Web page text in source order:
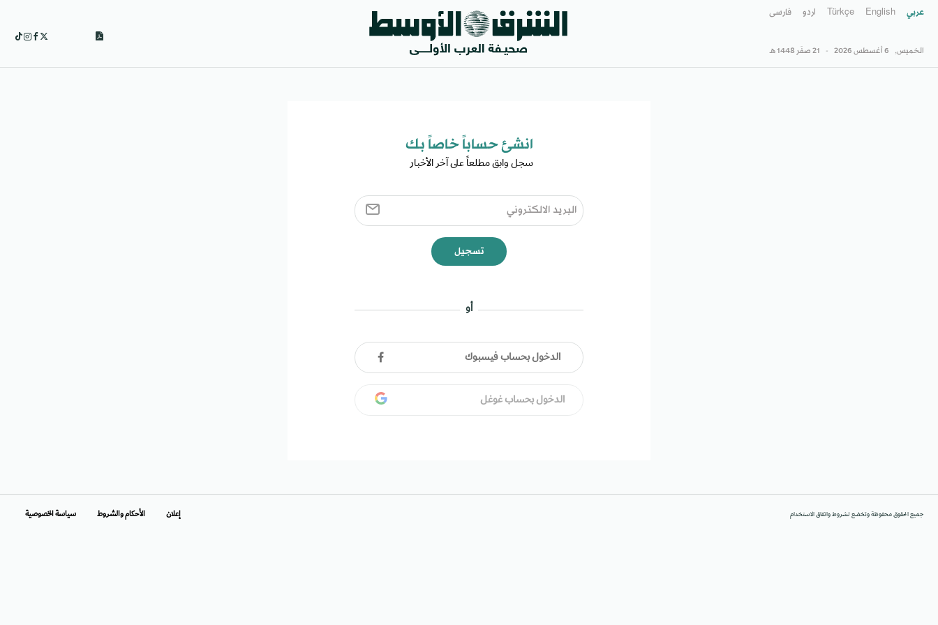
عربي English
Türkçe اردو فارسى
الخميس, 6 أغسطس 2026 - 21 صفَر 1448 هـ
انشئ حساباً خاصاً بك​
سجل وابق مطلعاً على آخر الأخبار ​
تسجيل
أو
الدخول بحساب فيسبوك
الدخول بحساب غوغل
جميع الحقوق محفوظة وتخضع لشروط واتفاق الاستخدام إعلان الأحكام والشروط سياسة الخصوصية